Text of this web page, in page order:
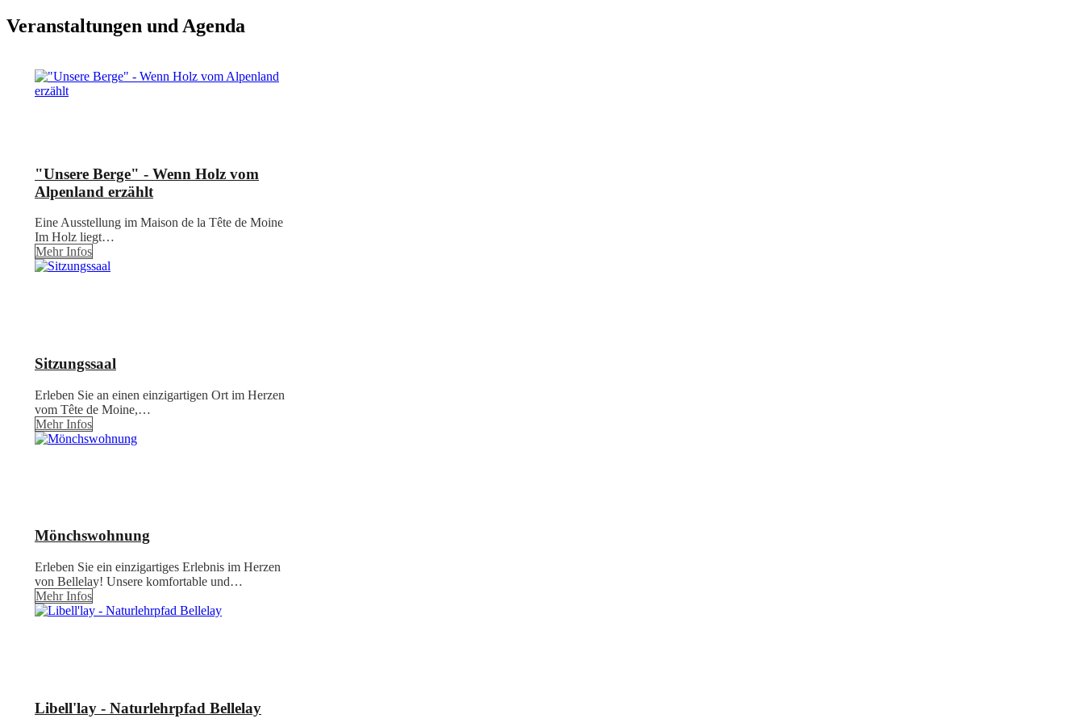
Veranstaltungen und Agenda
"Unsere Berge" - Wenn Holz vom
Alpenland erzählt
Eine Ausstellung im Maison de la Tête de Moine
Im Holz liegt…
Mehr Infos
Sitzungssaal
Erleben Sie an einen einzigartigen Ort im Herzen
vom Tête de Moine,…
Mehr Infos
Mönchswohnung
Erleben Sie ein einzigartiges Erlebnis im Herzen
von Bellelay! Unsere komfortable und…
Mehr Infos
Libell'lay - Naturlehrpfad Bellelay